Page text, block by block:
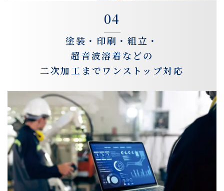
04
塗装・印刷・組立・
超音波溶着などの
二次加工までワンストップ対応